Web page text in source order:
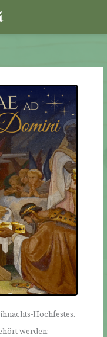
Hochfestes.
werden: